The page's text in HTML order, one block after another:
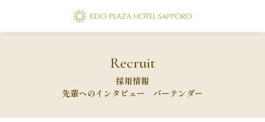
Recruit
採用情報
先輩へのインタビュー バーテンダー